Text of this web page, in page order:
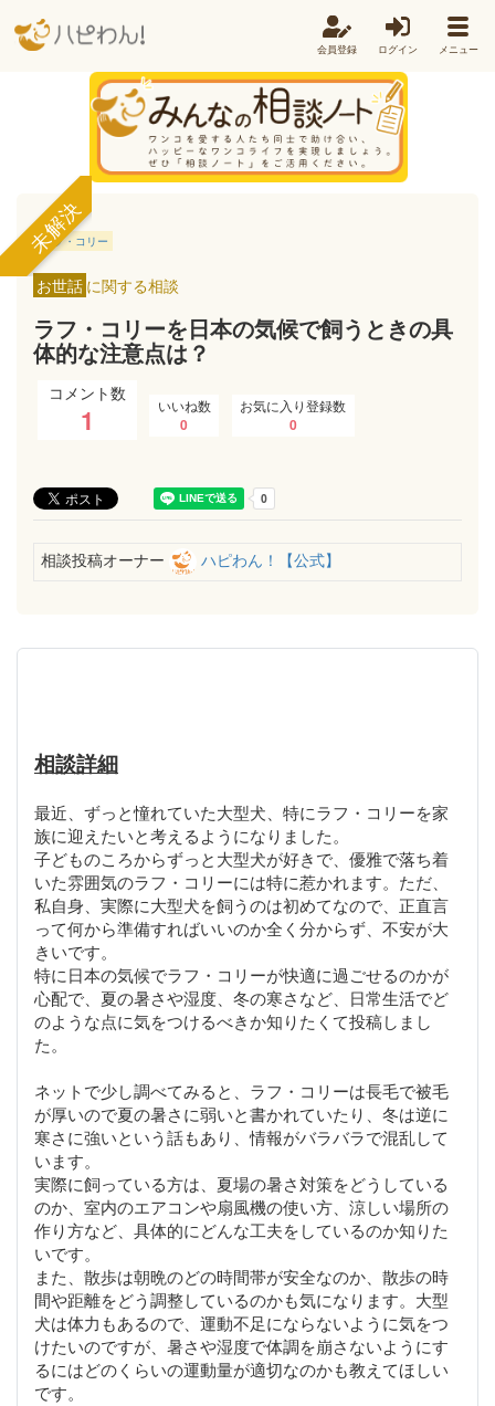
会員登録 ログイン メニュー
未解決
ラフ・コリー
お世話 に関する相談
ラフ・コリーを日本の気候で飼うときの具
体的な注意点は？
コメント数
1 いいね数
0
お気に入り登録数
0
相談投稿オーナー ハピわん！【公式】
相談詳細
最近、ずっと憧れていた大型犬、特にラフ・コリーを家
族に迎えたいと考えるようになりました。
子どものころからずっと大型犬が好きで、優雅で落ち着
いた雰囲気のラフ・コリーには特に惹かれます。ただ、
私自身、実際に大型犬を飼うのは初めてなので、正直言
って何から準備すればいいのか全く分からず、不安が大
きいです。
特に日本の気候でラフ・コリーが快適に過ごせるのかが
心配で、夏の暑さや湿度、冬の寒さなど、日常生活でど
のような点に気をつけるべきか知りたくて投稿しまし
た。
ネットで少し調べてみると、ラフ・コリーは長毛で被毛
が厚いので夏の暑さに弱いと書かれていたり、冬は逆に
寒さに強いという話もあり、情報がバラバラで混乱して
います。
実際に飼っている方は、夏場の暑さ対策をどうしている
のか、室内のエアコンや扇風機の使い方、涼しい場所の
作り方など、具体的にどんな工夫をしているのか知りた
いです。
また、散歩は朝晩のどの時間帯が安全なのか、散歩の時
間や距離をどう調整しているのかも気になります。大型
犬は体力もあるので、運動不足にならないように気をつ
けたいのですが、暑さや湿度で体調を崩さないようにす
るにはどのくらいの運動量が適切なのかも教えてほしい
です。